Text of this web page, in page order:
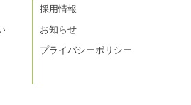
採用情報
お知らせ
プライバシーポリシー